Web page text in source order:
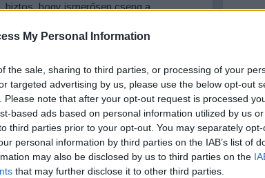
My Personal Information
the sale, sharing to third parties, or processing of your
targeted advertising by us, please use the below opt-out
Please note that after your opt-out request is processed
based ads based on personal information utilized by us
third parties prior to your opt-out. You may separately
personal information by third parties on the IAB’s list of
may also be disclosed by us to third parties on the
that may further disclose it to other third parties.
biztos, hogy ismerősen cseng a
egyaránt megismerésre érdemes.
Pisztrángtelep felvirágoztatása is az ő
nevéhez fűződik. Írásom elsősorban…
2026
2026
2026
2026
2026
2026
2026